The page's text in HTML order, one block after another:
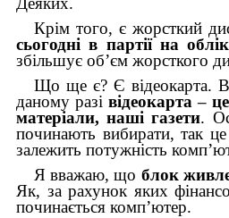
Крім того, є жорсткий
сьогодні в партії на
збільшує об’єм жорсткого
Що ще є? Є відеокарта.
даному разівідеокарта–
матеріали, наші газети.
починають вибирати, так
залежить потужність
Я вважаю, що блок
Як, за рахунок яких
починається комп’ютер.